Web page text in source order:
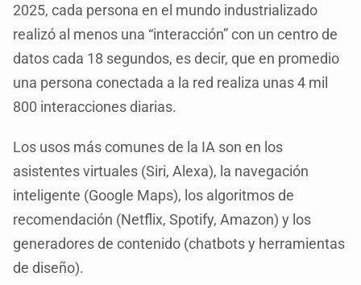
2025, cada persona en el mundo industrializado
realizó al menos una “interacción” con un centro de
datos cada 18 segundos, es decir, que en promedio
una persona conectada a la red realiza unas 4 mil
800 interacciones diarias.
Los usos más comunes de la IA son en los
asistentes virtuales (Siri, Alexa), la navegación
inteligente (Google Maps), los algoritmos de
recomendación (Netflix, Spotify, Amazon) y los
generadores de contenido (chatbots y herramientas
de diseño).